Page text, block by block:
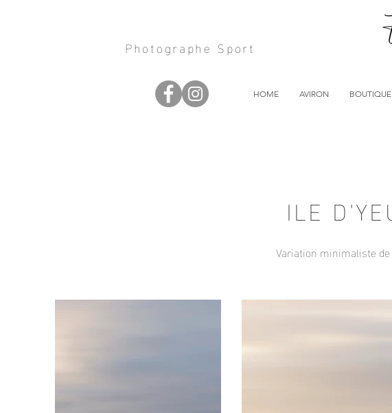
Photographe Sport
HOME AVIRON BOUTIQUE
ILE
Variation minimaliste